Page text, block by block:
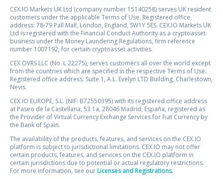
CEX.IO Markets UK Ltd (company number 15140258) serves UK resident
customers under the applicable Terms of Use. Registered office
address: 78-79 Pall Mall, London, England, SW1Y 5ES. CEX.IO Markets UK
Ltd is registered with the Financial Conduct Authority as a cryptoasset
business under the Money Laundering Regulations, firm reference
number 1007192, for certain cryptoasset activities.
CEX OVRS LLC (No. L 22275), serves customers all over the world except
from the countries which are specified in the respective Terms of Use.
Registered office address: Suite 1, A.L. Evelyn LTD Building, Charlestown,
Nevis.
CEX.IO EUROPE, S.L. (NIF: B72550395) with its registered office address
at Paseo de la Castellana, 53 1a, 28046 Madrid, España, registered as
the Provider of Virtual Currency Exchange Services for Fiat Currency by
the Bank of Spain.
The availability of the products, features, and services on the CEX.IO
platform is subject to jurisdictional limitations. CEX.IO may not offer
certain products, features, and services on the CEX.IO platform in
certain jurisdictions due to potential or actual regulatory restrictions.
For more information, see our Licenses and Registrations.